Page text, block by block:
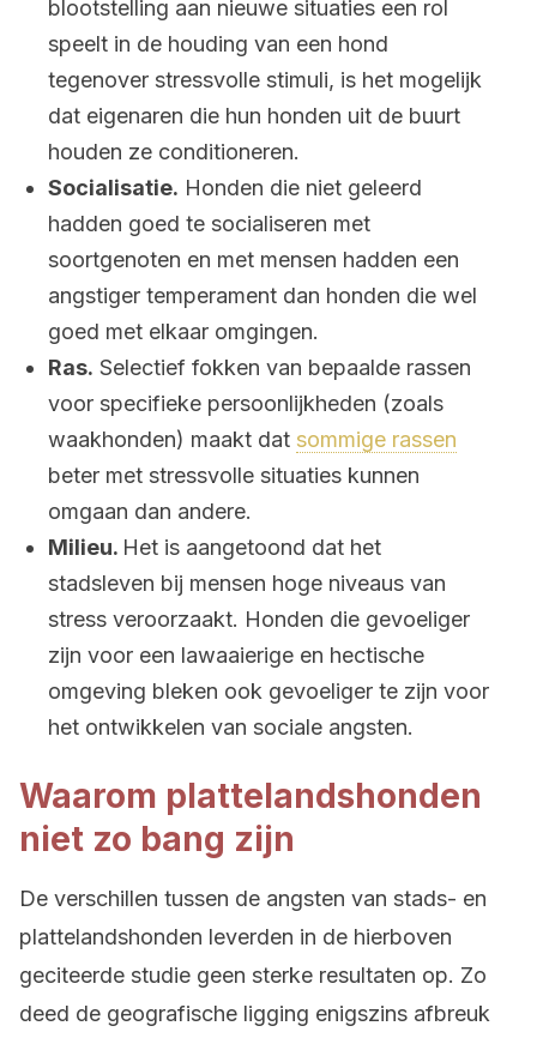
blootstelling aan nieuwe situaties een rol
speelt in de houding van een hond
tegenover stressvolle stimuli, is het mogelijk
dat eigenaren die hun honden uit de buurt
houden ze conditioneren.
Socialisatie. Honden die niet geleerd
hadden goed te socialiseren met
soortgenoten en met mensen hadden een
angstiger temperament dan honden die wel
goed met elkaar omgingen.
Ras. Selectief fokken van bepaalde rassen
voor specifieke persoonlijkheden (zoals
waakhonden) maakt dat sommige rassen
beter met stressvolle situaties kunnen
omgaan dan andere.
Milieu. Het is aangetoond dat het
stadsleven bij mensen hoge niveaus van
stress veroorzaakt. Honden die gevoeliger
zijn voor een lawaaierige en hectische
omgeving bleken ook gevoeliger te zijn voor
het ontwikkelen van sociale angsten.
Waarom plattelandshonden
niet zo bang zijn
De verschillen tussen de angsten van stads- en
plattelandshonden leverden in de hierboven
geciteerde studie geen sterke resultaten op. Zo
deed de geografische ligging enigszins afbreuk